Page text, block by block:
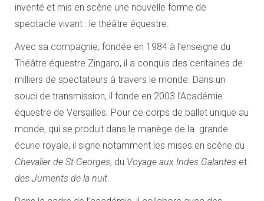
inventé et mis en scène une nouvelle forme de
spectacle vivant : le théâtre équestre.
Avec sa compagnie, fondée en 1984 à l’enseigne du
Théâtre équestre Zingaro, il a conquis des centaines de
milliers de spectateurs à travers le monde. Dans un
souci de transmission, il fonde en 2003 l’Académie
équestre de Versailles. Pour ce corps de ballet unique au
monde, qui se produit dans le manège de la grande
écurie royale, il signe notamment les mises en scène du
Chevalier de St Georges, du Voyage aux Indes Galantes et
des Juments de la nuit.